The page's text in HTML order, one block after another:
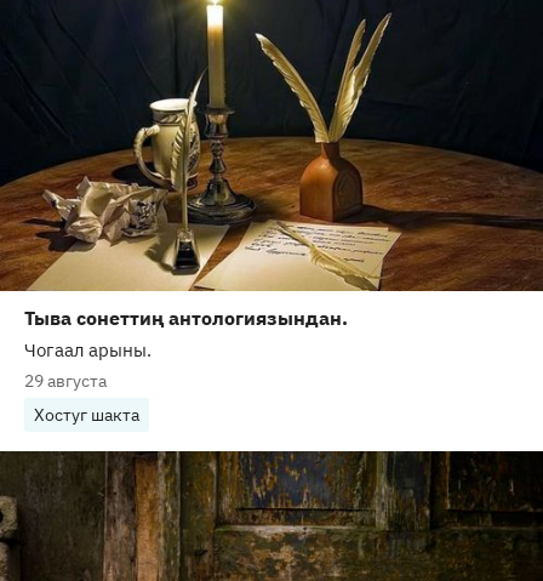
Тыва сонеттиң антологиязындан.
Чогаал арыны.
29 августа
Хостуг шакта